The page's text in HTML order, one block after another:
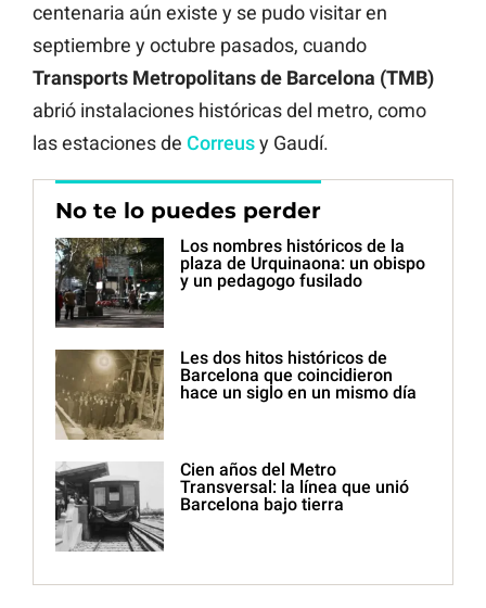
centenaria aún existe y se pudo visitar en
septiembre y octubre pasados, cuando
Transports Metropolitans de Barcelona (TMB)
abrió instalaciones históricas del metro, como
las estaciones de Correusy Gaudí.
No te lo puedes perder
Los nombres históricos de la
plaza de Urquinaona: un obispo
y un pedagogo fusilado
Les dos hitos históricos de
Barcelona que coincidieron
hace un siglo en un mismo día
Cien años del Metro
Transversal: la línea que unió
Barcelona bajo tierra